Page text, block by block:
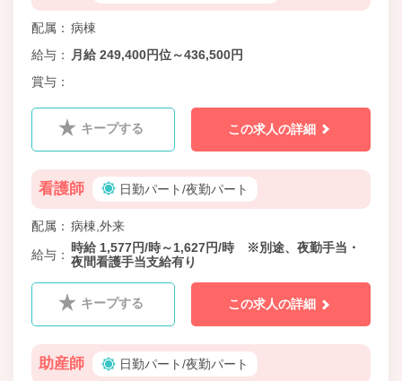
配属
病棟
給与
月給 249,400円位～436,500円
賞与
キープする この求人の詳細
看護師 日勤パート/夜勤パート
配属
病棟,外来
給与
時給 1,577円/時～1,627円/時 ※別途、夜勤手当・
夜間看護手当支給有り
キープする この求人の詳細
助産師 日勤パート/夜勤パート